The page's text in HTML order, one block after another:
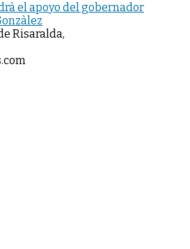
el apoyo del gobernador
Risaralda,